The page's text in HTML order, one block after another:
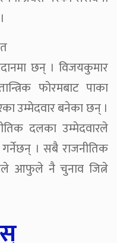
छन् । विजयकुमार
फोरमबाट पाका
उम्मेदवार बनेका छन् ।
दलका उम्मेदवारले
गर्नेछन् । सबै राजनीतिक
आफुले नै चुनाव जित्ने